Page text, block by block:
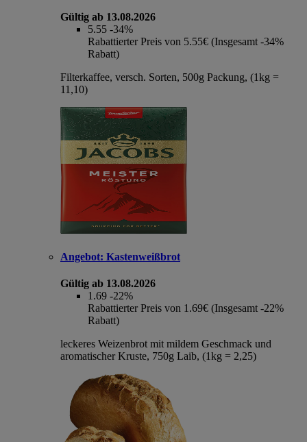
Gültig ab 13.08.2026
5.55 -34%
Rabattierter Preis von 5.55€ (Insgesamt -34%
Rabatt)
Filterkaffee, versch. Sorten, 500g Packung, (1kg =
11,10)
Angebot: Kastenweißbrot
Gültig ab 13.08.2026
1.69 -22%
Rabattierter Preis von 1.69€ (Insgesamt -22%
Rabatt)
leckeres Weizenbrot mit mildem Geschmack und
aromatischer Kruste, 750g Laib, (1kg = 2,25)